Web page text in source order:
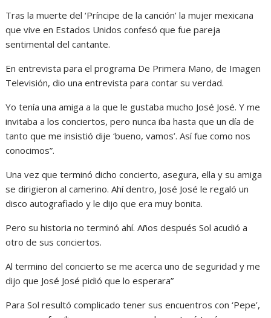
Tras la muerte del ‘Príncipe de la canción’ la mujer mexicana
que vive en Estados Unidos confesó que fue pareja
sentimental del cantante.
En entrevista para el programa De Primera Mano, de Imagen
Televisión, dio una entrevista para contar su verdad.
Yo tenía una amiga a la que le gustaba mucho José José. Y me
invitaba a los conciertos, pero nunca iba hasta que un día de
tanto que me insistió dije ‘bueno, vamos’. Así fue como nos
conocimos”.
Una vez que terminó dicho concierto, asegura, ella y su amiga
se dirigieron al camerino. Ahí dentro, José José le regaló un
disco autografiado y le dijo que era muy bonita.
Pero su historia no terminó ahí. Años después Sol acudió a
otro de sus conciertos.
Al termino del concierto se me acerca uno de seguridad y me
dijo que José José pidió que lo esperara”
Para Sol resultó complicado tener sus encuentros con ‘Pepe’,